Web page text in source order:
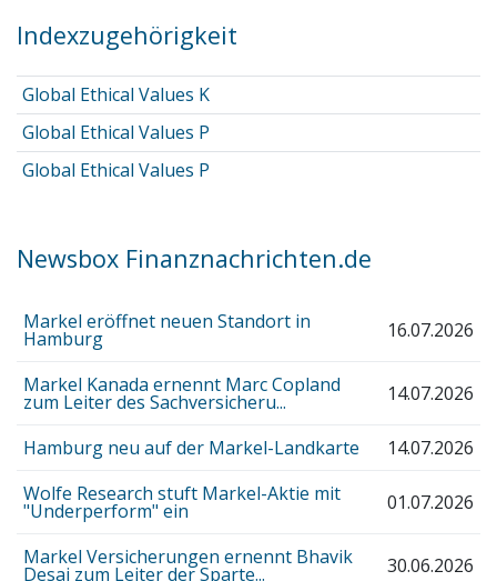
Indexzugehörigkeit
Global Ethical Values K
Global Ethical Values P
Global Ethical Values P
Newsbox Finanznachrichten.de
Markel eröffnet neuen Standort in
Hamburg 16.07.2026
Markel Kanada ernennt Marc Copland
zum Leiter des Sachversicheru... 14.07.2026
Hamburg neu auf der Markel-Landkarte
14.07.2026
Wolfe Research stuft Markel-Aktie mit
"Underperform" ein 01.07.2026
Markel Versicherungen ernennt Bhavik
Desai zum Leiter der Sparte... 30.06.2026